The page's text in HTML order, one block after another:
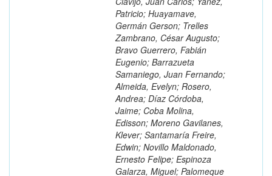
Patricio; Huayamave,
Germán Gerson; Trelles
Zambrano, César Augusto;
Bravo Guerrero, Fabián
Eugenio; Barrazueta
Samaniego, Juan Fernando;
Almeida, Evelyn; Rosero,
Andrea; Díaz Córdoba,
Jaime; Coba Molina,
Edisson; Moreno Gavilanes,
Klever; Santamaría Freire,
Edwin; Novillo Maldonado,
Ernesto Felipe; Espinoza
Galarza, Miguel; Palomeque